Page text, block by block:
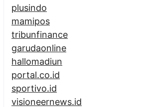
plusindo
mamipos
tribunfinance
garudaonline
hallomadiun
portal.co.id
sportivo.id
visioneernews.id